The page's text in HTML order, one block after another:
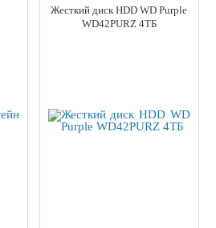
Жесткий диск HDD WD Purple
WD42PURZ 4ТБ